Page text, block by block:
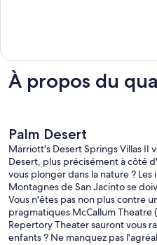
À propos du
Palm Desert
Marriott's Desert Springs Villas II
Desert, plus précisément à côté
vous plonger dans la nature ?
Montagnes de San Jacinto se
Vous n'êtes pas non plus contre
pragmatiques McCallum Theatre
Repertory Theater sauront vous
enfants ? Ne manquez pas